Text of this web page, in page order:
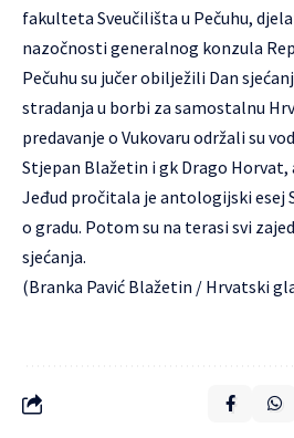
fakulteta Sveučilišta u Pečuhu,
nazočnosti generalnog konzula
Pečuhu su jučer obilježili Dan
stradanja u borbi za samostalnu
predavanje o Vukovaru održali su
Stjepan Blažetin i gk Drago Horvat,
Jeđud pročitala je antologijski esej
o gradu. Potom su na terasi svi
sjećanja.
(Branka Pavić Blažetin / Hrvatski